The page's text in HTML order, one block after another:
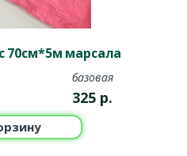
70см*5м марсала
базовая
325 р.